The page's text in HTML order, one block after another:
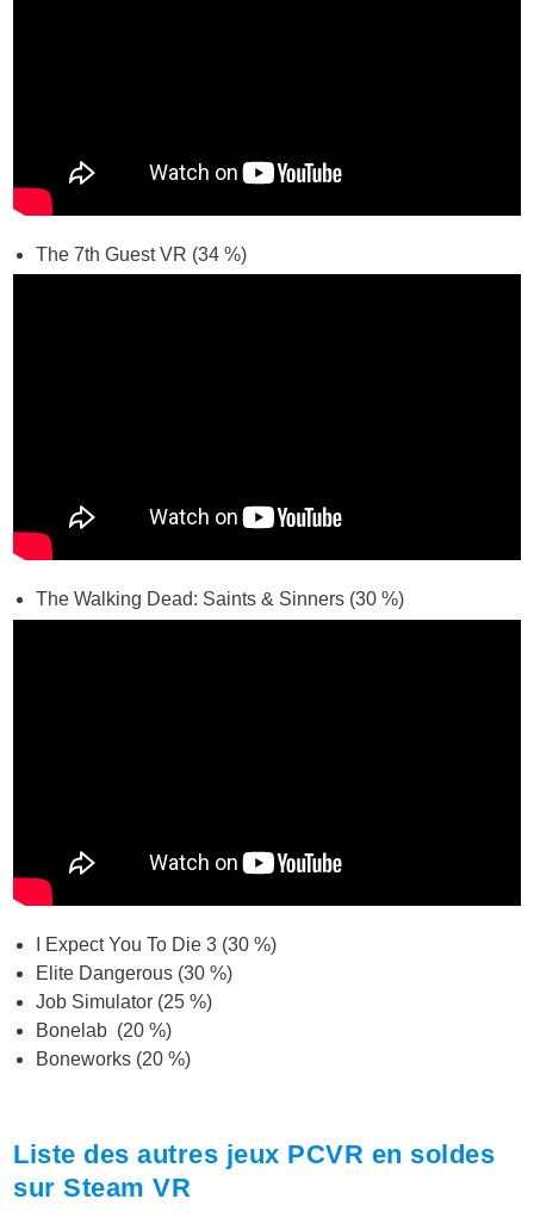
The 7th Guest VR (34 %)
The Walking Dead: Saints & Sinners (30 %)
I Expect You To Die 3 (30 %)
Elite Dangerous (30 %)
Job Simulator (25 %)
Bonelab (20 %)
Boneworks (20 %)
Liste des autres jeux PCVR en soldes
sur Steam VR